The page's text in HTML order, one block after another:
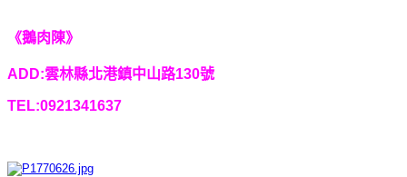
《鵝肉陳》
ADD:雲林縣北港鎮中山路130號
TEL:0921341637